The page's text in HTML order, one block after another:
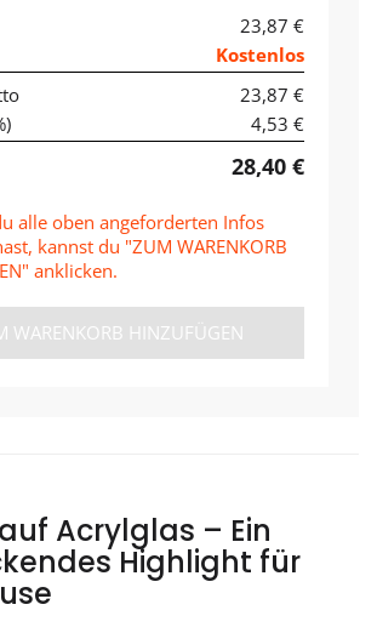
23,87 €
Kostenlos
23,87 €
4,53 €
28,40 €
alle oben angeforderten Infos
kannst du "ZUM WARENKORB
anklicken.
WARENKORB HINZUFÜGEN
Acrylglas – Ein
Highlight für